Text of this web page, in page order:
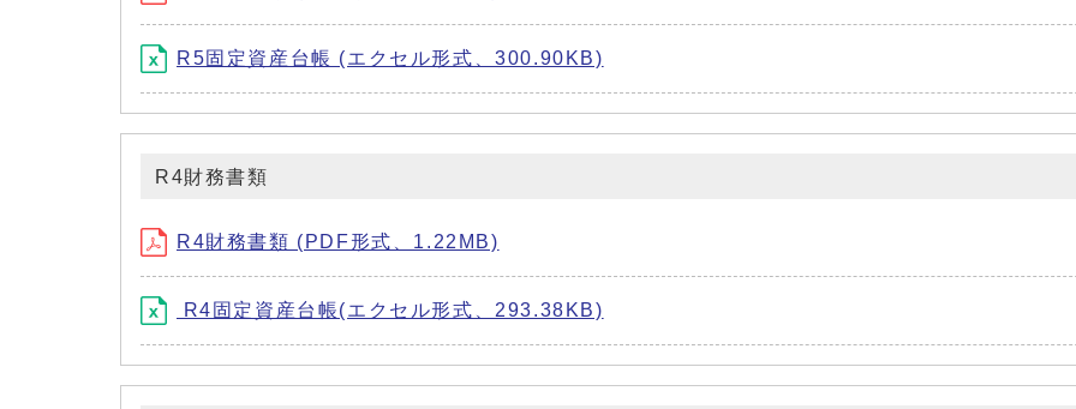
R5固定資産台帳 (エクセル形式、300.90KB)
R4財務書類
R4財務書類 (PDF形式、1.22MB)
R4固定資産台帳(エクセル形式、293.38KB)